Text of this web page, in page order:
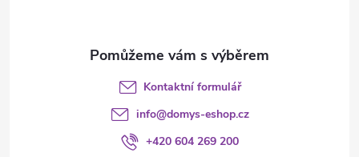
Kontaktní formulář
info@domys-eshop.cz
+420 604 269 200